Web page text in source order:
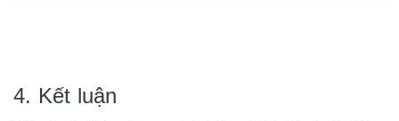
4. Kết luận